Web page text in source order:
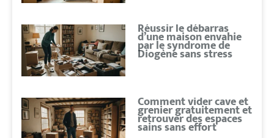
Réussir le débarras
d’une maison envahie
par le syndrome de
Diogène sans stress
Comment vider cave et
grenier gratuitement et
retrouver des espaces
sains sans effort